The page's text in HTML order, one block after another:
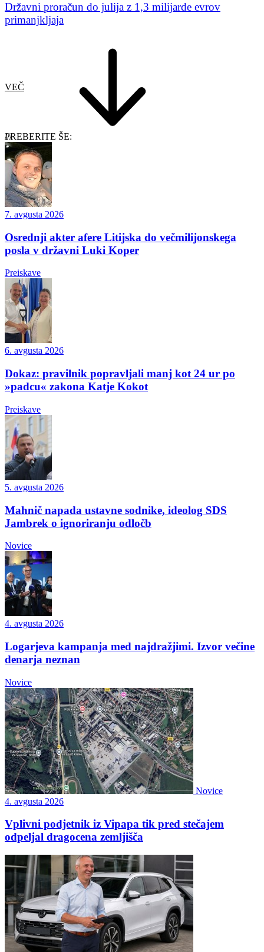
Državni proračun do julija z 1,3 milijarde evrov
primanjkljaja
VEČ
PREBERITE ŠE:
7. avgusta 2026
Osrednji akter afere Litijska do večmilijonskega
posla v državni Luki Koper
Preiskave
6. avgusta 2026
Dokaz: pravilnik popravljali manj kot 24 ur po
»padcu« zakona Katje Kokot
Preiskave
5. avgusta 2026
Mahnič napada ustavne sodnike, ideolog SDS
Jambrek o ignoriranju odločb
Novice
4. avgusta 2026
Logarjeva kampanja med najdražjimi. Izvor večine
denarja neznan
Novice
Novice
4. avgusta 2026
Vplivni podjetnik iz Vipapa tik pred stečajem
odpeljal dragocena zemljišča